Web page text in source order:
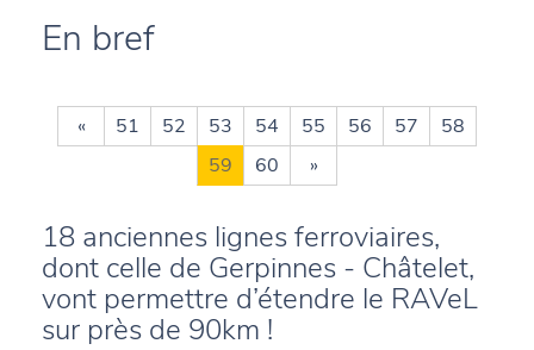
En bref
« 51 52 53 54 55 56 57
58
59
60 »
18 anciennes lignes ferroviaires,
dont celle de Gerpinnes - Châtelet,
vont permettre d’étendre le RAVeL
sur près de 90km !